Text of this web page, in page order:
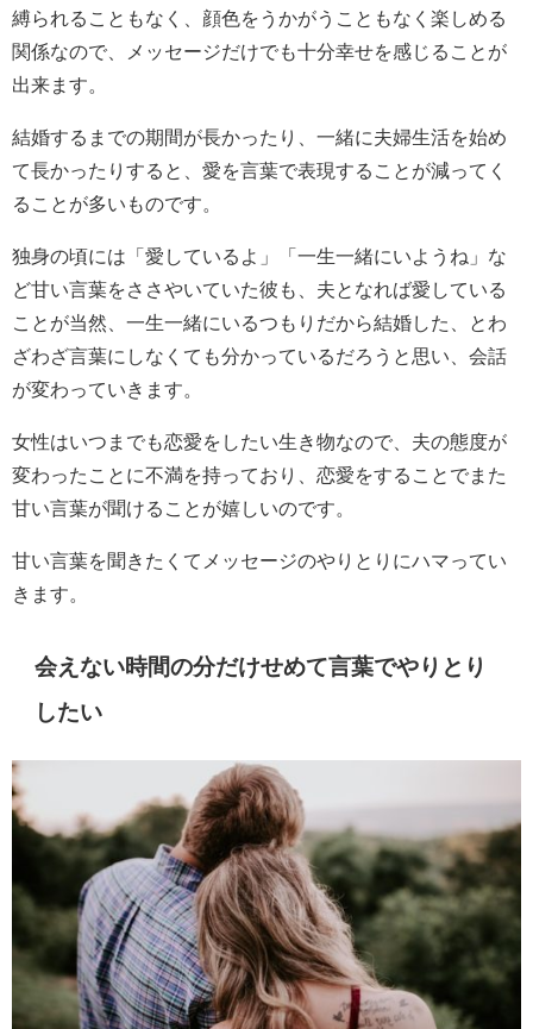
縛られることもなく、顔色をうかがうこともなく楽しめる
関係なので、メッセージだけでも十分幸せを感じることが
出来ます。
結婚するまでの期間が長かったり、一緒に夫婦生活を始め
て長かったりすると、愛を言葉で表現することが減ってく
ることが多いものです。
独身の頃には「愛しているよ」「一生一緒にいようね」な
ど甘い言葉をささやいていた彼も、夫となれば愛している
ことが当然、一生一緒にいるつもりだから結婚した、とわ
ざわざ言葉にしなくても分かっているだろうと思い、会話
が変わっていきます。
女性はいつまでも恋愛をしたい生き物なので、夫の態度が
変わったことに不満を持っており、恋愛をすることでまた
甘い言葉が聞けることが嬉しいのです。
甘い言葉を聞きたくてメッセージのやりとりにハマってい
きます。
会えない時間の分だけせめて言葉でやりとり
したい